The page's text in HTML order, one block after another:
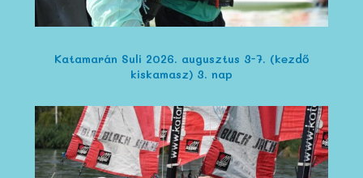
Katamarán Suli 2026. augusztus 3-7. (kezdő
kiskamasz) 3. nap